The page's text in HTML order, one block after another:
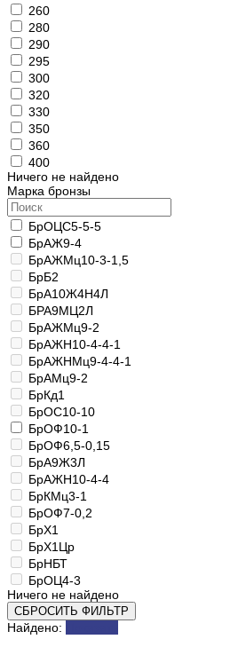
260
280
290
295
300
320
330
350
360
400
Ничего не найдено
Марка бронзы
БрОЦС5-5-5
БрАЖ9-4
БрАЖМц10-3-1,5
БрБ2
БрА10Ж4Н4Л
БРА9МЦ2Л
БрАЖМц9-2
БрАЖН10-4-4-1
БрАЖНМц9-4-4-1
БрАМц9-2
БрКд1
БрОС10-10
БрОФ10-1
БрОФ6,5-0,15
БрА9Ж3Л
БрАЖН10-4-4
БрКМц3-1
БрОФ7-0,2
БрХ1
БрХ1Цр
БрНБТ
БрОЦ4-3
Ничего не найдено
СБРОСИТЬ ФИЛЬТР
Найдено: